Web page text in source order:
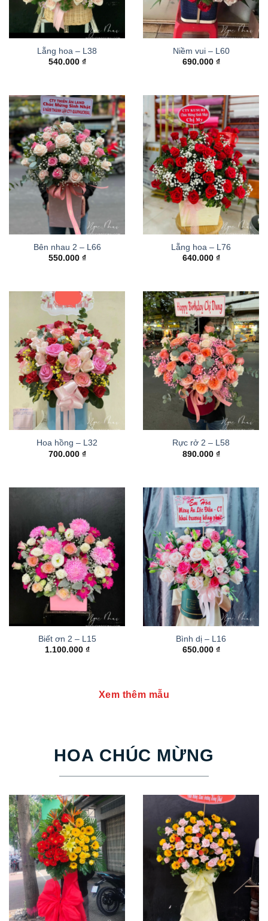
Lẵng hoa – L38
540.000 ₫
Niềm vui – L60
690.000 ₫
Bên nhau 2 – L66
550.000 ₫
Lẵng hoa – L76
640.000 ₫
Hoa hồng – L32
700.000 ₫
Rực rở 2 – L58
890.000 ₫
Biết ơn 2 – L15
1.100.000 ₫
Bình dị – L16
650.000 ₫
Xem thêm mẫu
HOA CHÚC MỪNG